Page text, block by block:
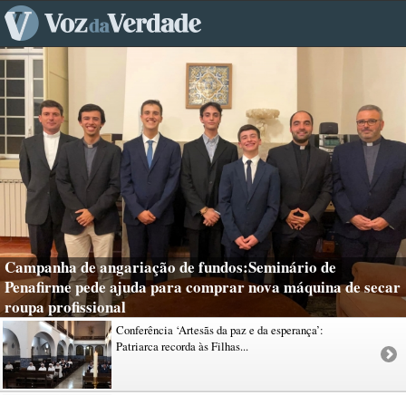
Campanha de angariação de fundos:Seminário de
Penafirme pede ajuda para comprar nova máquina de secar
roupa profissional
Conferência ‘Artesãs da paz e da esperança’:
Patriarca recorda às Filhas...